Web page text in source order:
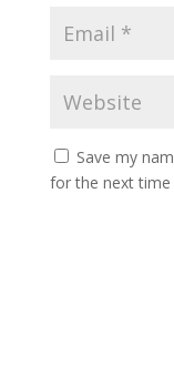
Save my
for the next